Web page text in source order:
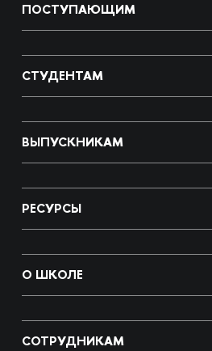
ПОСТУПАЮЩИМ
СТУДЕНТАМ
ВЫПУСКНИКАМ
РЕСУРСЫ
О ШКОЛЕ
СОТРУДНИКАМ